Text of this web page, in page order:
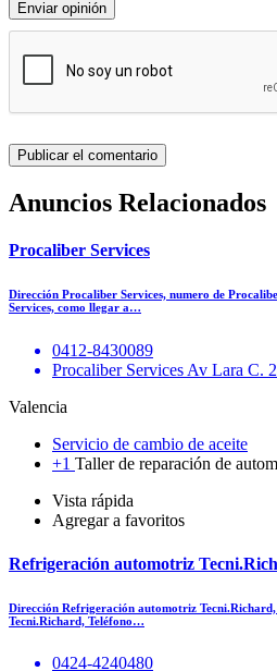
Enviar opinión
Anuncios Relacionados
Procaliber Services
Dirección Procaliber Services, numero de
Services, como llegar a…
0412-8430089
Procaliber Services Av Lara C.
Valencia
Servicio de cambio de aceite
+1 Taller de reparación de
Vista rápida
Agregar a favoritos
Refrigeración automotriz
Dirección Refrigeración automotriz
Tecni.Richard, Teléfono…
0424-4240480